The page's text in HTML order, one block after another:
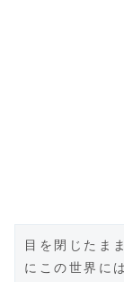
目を閉じたま
にこの世界に